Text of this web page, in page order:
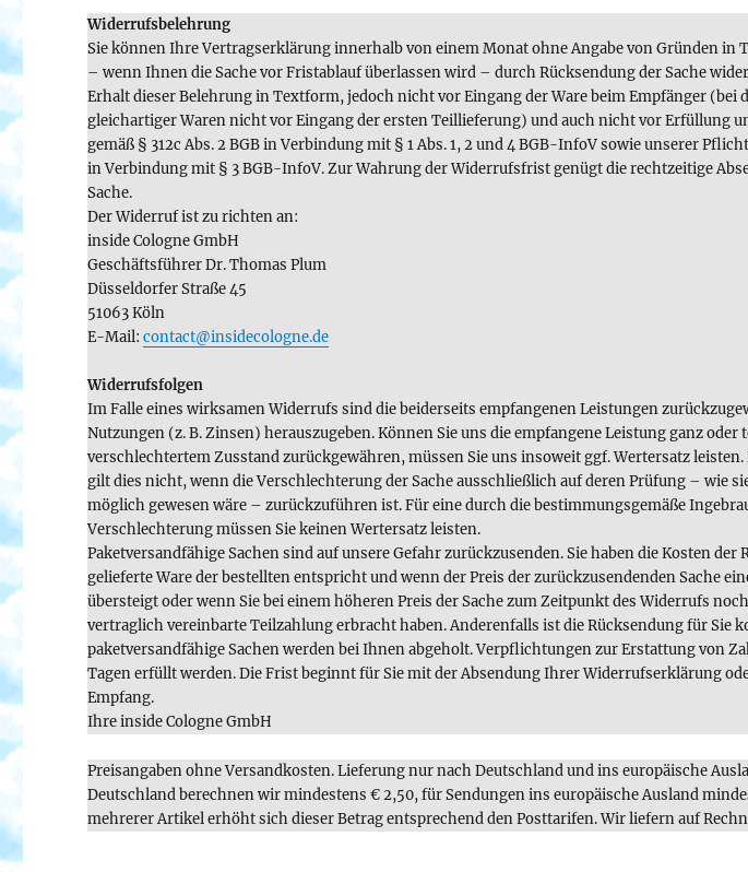
Widerrufsbelehrung
Sie können Ihre Vertragserklärung innerhalb von einem Monat ohne Angabe von Gründen
– wenn Ihnen die Sache vor Fristablauf überlassen wird – durch Rücksendung der Sache
Erhalt dieser Belehrung in Textform, jedoch nicht vor Eingang der Ware beim Empfänger (bei
gleichartiger Waren nicht vor Eingang der ersten Teillieferung) und auch nicht vor Erfüllung
gemäß § 312c Abs. 2 BGB in Verbindung mit § 1 Abs. 1, 2 und 4 BGB-InfoV sowie unserer
in Verbindung mit § 3 BGB-InfoV. Zur Wahrung der Widerrufsfrist genügt die rechtzeitige
Sache.
Der Widerruf ist zu richten an:
inside Cologne GmbH
Geschäftsführer Dr. Thomas Plum
Düsseldorfer Straße 45
51063 Köln
E-Mail:contact@insidecologne.de
Widerrufsfolgen
Im Falle eines wirksamen Widerrufs sind die beiderseits empfangenen Leistungen
Nutzungen (z. B. Zinsen) herauszugeben. Können Sie uns die empfangene Leistung ganz
verschlechtertem Zusstand zurückgewähren, müssen Sie uns insoweit ggf. Wertersatz leisten.
gilt dies nicht, wenn die Verschlechterung der Sache ausschließlich auf deren Prüfung – wie
möglich gewesen wäre – zurückzuführen ist. Für eine durch die bestimmungsgemäße
Verschlechterung müssen Sie keinen Wertersatz leisten.
Paketversandfähige Sachen sind auf unsere Gefahr zurückzusenden. Sie haben die Kosten der
gelieferte Ware der bestellten entspricht und wenn der Preis der zurückzusendenden Sache
übersteigt oder wenn Sie bei einem höheren Preis der Sache zum Zeitpunkt des Widerrufs
vertraglich vereinbarte Teilzahlung erbracht haben. Anderenfalls ist die Rücksendung für Sie
paketversandfähige Sachen werden bei Ihnen abgeholt. Verpflichtungen zur Erstattung von
Tagen erfüllt werden. Die Frist beginnt für Sie mit der Absendung Ihrer Widerrufserklärung
Empfang.
Ihre inside Cologne GmbH
Preisangaben ohne Versandkosten. Lieferung nur nach Deutschland und ins europäische
Deutschland berechnen wir mindestens € 2,50, für Sendungen ins europäische Ausland
mehrerer Artikel erhöht sich dieser Betrag entsprechend den Posttarifen. Wir liefern auf